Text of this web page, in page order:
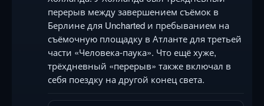
перерыв между завершением съёмок в
Берлине для Uncharted и пребыванием на
съёмочную площадку в Атланте для третьей
части «Человека-паука». Что ещё хуже,
трёхдневный «перерыв» также включал в
себя поездку на другой конец света.